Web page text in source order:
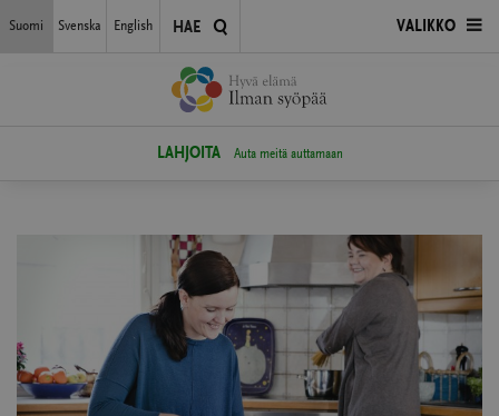
LAHJOITA Auta meitä auttamaan
Suomi Svenska English HAE AVAA
VALIKKO